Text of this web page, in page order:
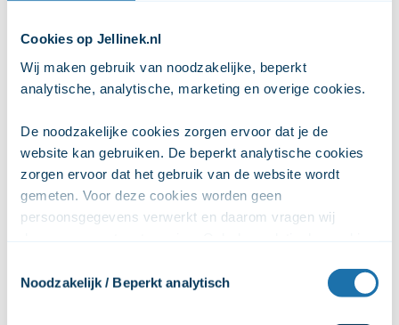
Cookies op Jellinek.nl
Wij maken gebruik van noodzakelijke, beperkt
analytische, analytische, marketing en overige cookies.
De noodzakelijke cookies zorgen ervoor dat je de
website kan gebruiken. De beperkt analytische cookies
zorgen ervoor dat het gebruik van de website wordt
gemeten. Voor deze cookies worden geen
persoonsgegevens verwerkt en daarom vragen wij
wordt gemeten. De marketingcookies worden gebruikt
om het online gedrag van gebruikers te volgen, zodat
Noodzakelijk / Beperkt analytisch
hoofdpijn
angst (paranoia)
misselijkheid
pijn aan de borst
een te snel hartritme
hartkloppingen
De effecten zouden kort (1 tot 3 uur) duren. Als het middel
hebben van eendip of kater.